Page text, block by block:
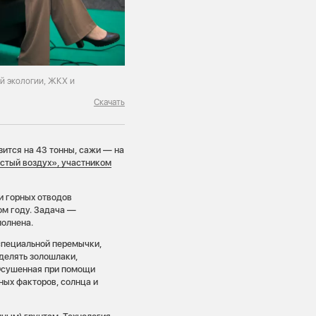
экологии, ЖКХ и
Скачать
на 43 тонны, сажи — на
воздух», участником
горных отводов
году. Задача —
перемычки,
золошлаки,
при помощи
факторов, солнца и